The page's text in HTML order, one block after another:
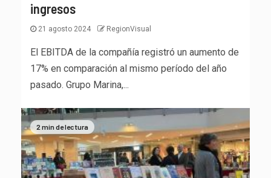
ingresos
21 agosto 2024 RegionVisual
El EBITDA de la compañía registró un aumento de
17% en comparación al mismo período del año
pasado. Grupo Marina,...
2 min de lectura